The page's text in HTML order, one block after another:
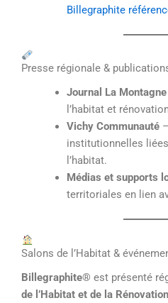
Billegraphite
Presse régionale &
Journal La Montagne
l’habitat et
Vichy Communauté–
institutionnelles
l’habitat.
Médias et supports
territoriales en lien
Salons de l’Habitat &
Billegraphite® est présenté
de l’Habitat et de la Rénovation